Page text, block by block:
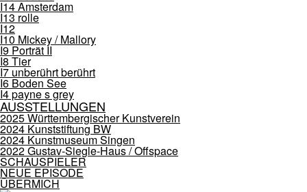
I14 Amsterdam
I13 rolle
I12
I10 Mickey / Mallory
I9 Porträt II
I8 Tier
I7 unberührt berührt
I6 Boden See
I4 payne s grey
AUSSTELLUNGEN
2025 Württembergischer Kunstverein
2024 Kunststiftung BW
2024 Kunstmuseum Singen
2022 Gustav-Siegle-Haus / Offspace
SCHAUSPIELER
NEUE EPISODE
ÜBERMICH